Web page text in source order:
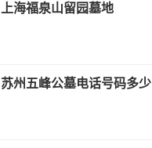
上海福泉山留园墓地
苏州五峰公墓电话号码多少